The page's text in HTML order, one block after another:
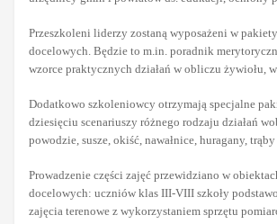
Przeszkoleni liderzy zostaną wyposażeni w
docelowych. Będzie to m.in. poradnik
wzorce praktycznych działań w obliczu żywiołu,
Dodatkowo szkoleniowcy otrzymają specjalne
dziesięciu scenariuszy różnego rodzaju działań
powodzie, susze, okiść, nawałnice, huragany,
Prowadzenie części zajęć przewidziano w
docelowych: uczniów klas III-VIII szkoły
zajęcia terenowe z wykorzystaniem sprzętu